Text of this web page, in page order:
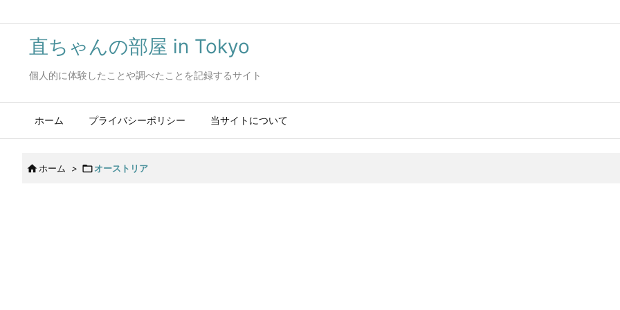
直ちゃんの部屋 in Tokyo
個人的に体験したことや調べたことを記録するサイト
ホーム プライバシーポリシー 当サイトについて
 ホーム > オーストリア